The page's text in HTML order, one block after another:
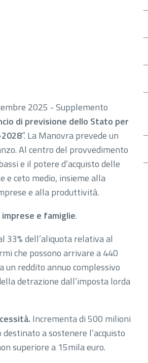
2025 - Supplemento
di previsione dello Stato per
”. La Manovra prevede un
Al centro del provvedimento
e il potere d’acquisto delle
e ceto medio, insieme alla
e alla produttività.
e famiglie.
33% dell’aliquota relativa al
che possono arrivare a 440
reddito annuo complessivo
detrazione dall’imposta lorda
Incrementa di 500 milioni
a sostenere l’acquisto
superiore a 15mila euro.